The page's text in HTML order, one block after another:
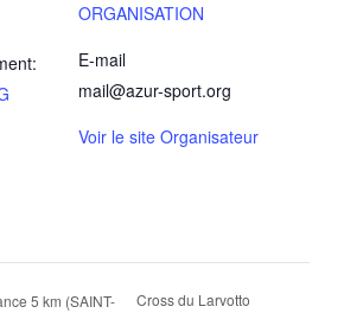
ORGANISATION
E-mail
mail@azur-sport.org
Voir le site Organisateur
5 km (SAINT-
Cross du Larvotto